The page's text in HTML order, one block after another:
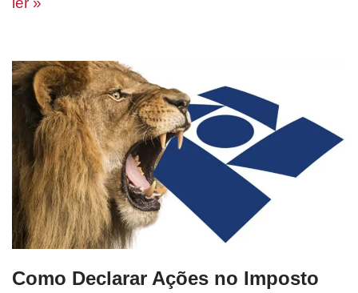
Como Declarar Ações no Imposto